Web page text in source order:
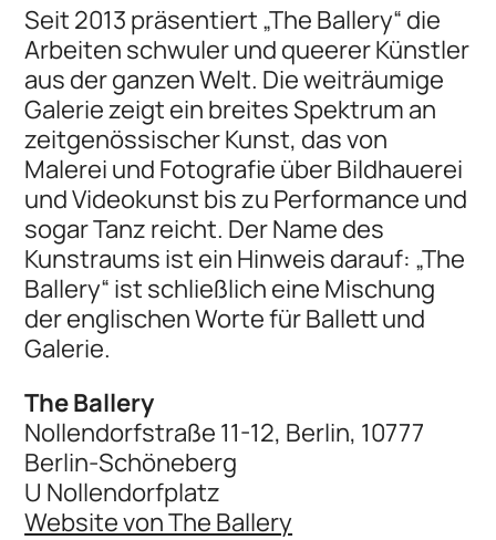
Seit 2013 präsentiert „The Ballery“ die
Arbeiten schwuler und queerer Künstler
aus der ganzen Welt. Die weiträumige
Galerie zeigt ein breites Spektrum an
zeitgenössischer Kunst, das von
Malerei und Fotografie über Bildhauerei
und Videokunst bis zu Performance und
sogar Tanz reicht. Der Name des
Kunstraums ist ein Hinweis darauf: „The
Ballery“ ist schließlich eine Mischung
der englischen Worte für Ballett und
Galerie.
The Ballery
Nollendorfstraße 11-12, Berlin, 10777
Berlin-Schöneberg
U Nollendorfplatz
Website von The Ballery